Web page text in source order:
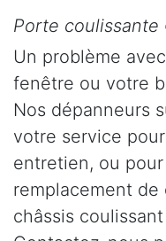
Porte coulissante
Un problème
fenêtre ou votre
Nos dépanneurs
votre service
entretien, ou
remplacement
châssis